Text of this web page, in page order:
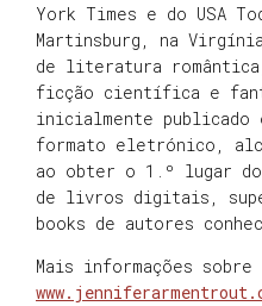
York Times e do USA
Martinsburg, na
de literatura
ficção científica e
inicialmente publicado
formato eletrónico,
ao obter o 1.º lugar
de livros digitais,
books de autores
Mais informações sobre